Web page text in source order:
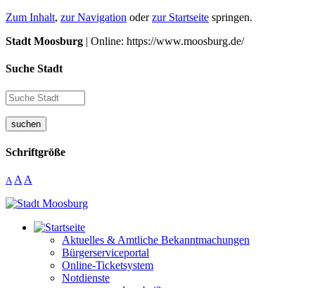
Zum Inhalt, zur Navigation oderzur Startseite springen.
Stadt Moosburg | Online: https://www.moosburg.de/
Suche Stadt
suchen
Schriftgröße
A A A
Aktuelles & Amtliche Bekanntmachungen
Bürgerserviceportal
Online-Ticketsystem
Notdienste